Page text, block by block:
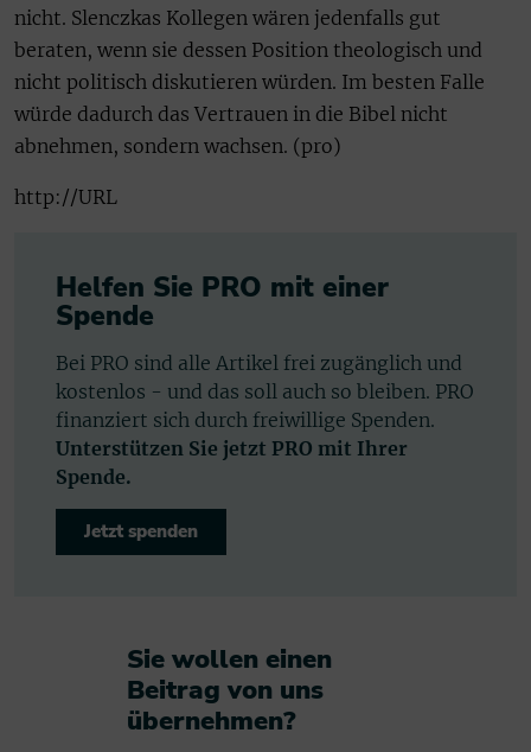
nicht. Slenczkas Kollegen wären jedenfalls gut
beraten, wenn sie dessen Position theologisch und
nicht politisch diskutieren würden. Im besten Falle
würde dadurch das Vertrauen in die Bibel nicht
abnehmen, sondern wachsen. (pro)
http://URL
Helfen Sie PRO mit einer
Spende
Bei PRO sind alle Artikel frei zugänglich und
kostenlos - und das soll auch so bleiben. PRO
finanziert sich durch freiwillige Spenden.
Unterstützen Sie jetzt PRO mit Ihrer
Spende.
Jetzt spenden
Sie wollen einen
Beitrag von uns
übernehmen?​